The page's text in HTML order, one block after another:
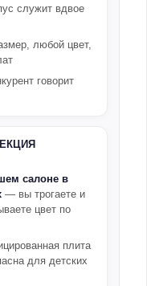
служит вдвое
любой цвет,
говорит
салоне в
— вы трогаете и
цвет по
плита
для детских